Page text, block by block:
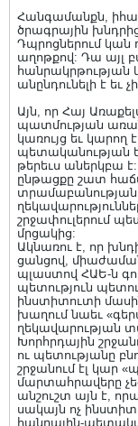
Հանգամանքն,
ծրագրային
Դպրոցներում կան
աղոթքով: Դա այլ
հանրակրթության
անընդունելի է եւ
Այն, որ Հայ
պատմության
կառույց եւ
պետականության
թերեւս աներկբա
ընթացքը շատ
շրջափուլերում
մրցակից:
Ակնառու է, որ
ցանցով,
պլաստով ՀԱԵ-ն
պետություն
ինստիտուտի
խաղում նաեւ
ղեկավարության
Խորհրդային
ու պետությանը
շրջանում էլ կար
մարտահրավերը
անշուշտ այն է,
սակայն ոչ
հանրային-